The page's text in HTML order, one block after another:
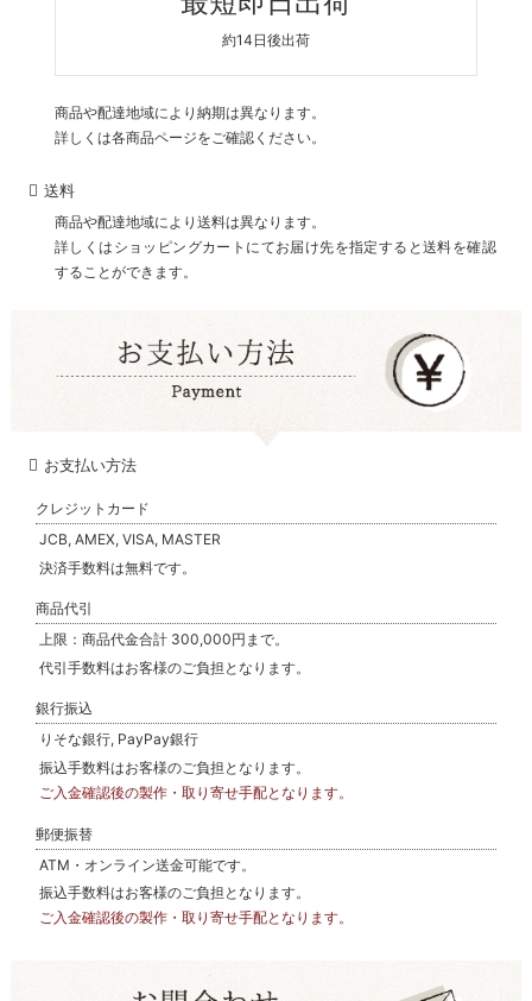
約14日後出荷
商品や配達地域により納期は異なります。
詳しくは各商品ページをご確認ください。
送料
商品や配達地域により送料は異なります。
詳しくはショッピングカートにてお届け先を指定すると送料を確認
することができます。
お支払い方法
クレジットカード
JCB, AMEX, VISA, MASTER
決済手数料は無料です。
商品代引
上限：商品代金合計 300,000円まで。
代引手数料はお客様のご負担となります。
銀行振込
りそな銀行, PayPay銀行
振込手数料はお客様のご負担となります。
ご入金確認後の製作・取り寄せ手配となります。
郵便振替
ATM・オンライン送金可能です。
振込手数料はお客様のご負担となります。
ご入金確認後の製作・取り寄せ手配となります。